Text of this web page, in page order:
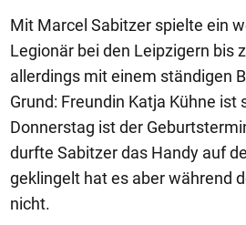
Mit Marcel Sabitzer spielte ein
Legionär bei den Leipzigern bis
allerdings mit einem ständigen
Grund: Freundin Katja Kühne ist
Donnerstag ist der
durfte Sabitzer das Handy auf
geklingelt hat es aber während
nicht.